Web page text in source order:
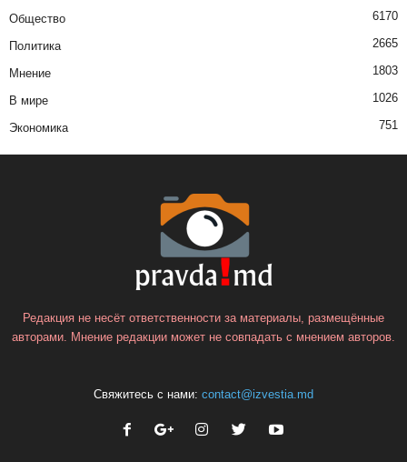
Общество 6170
Политика 2665
Мнение 1803
В мире 1026
Экономика 751
Редакция не несёт ответственности за материалы, размещённые
авторами. Мнение редакции может не совпадать с мнением авторов.
Свяжитесь с нами: contact@izvestia.md